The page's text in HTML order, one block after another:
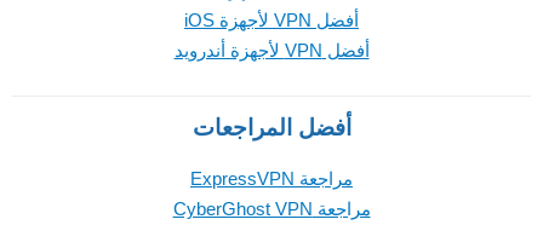
أفضل VPN لأجهزة iOS
أفضل VPN لأجهزة أندرويد
أفضل المراجعات
مراجعة ExpressVPN
مراجعة CyberGhost VPN